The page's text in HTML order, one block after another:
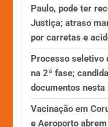
Paulo, pode ter
Justiça; atraso
por carretas e
Processo seletivo
na 2ª fase;
documentos
Vacinação em
e Aeroporto